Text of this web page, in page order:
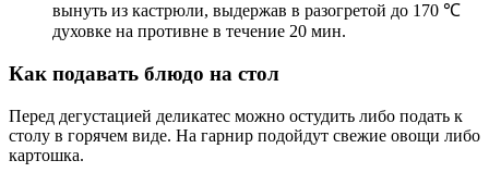
вынуть из кастрюли, выдержав в разогретой до 170 ℃
духовке на противне в течение 20 мин.
Как подавать блюдо на стол
Перед дегустацией деликатес можно остудить либо подать к
столу в горячем виде. На гарнир подойдут свежие овощи либо
картошка.